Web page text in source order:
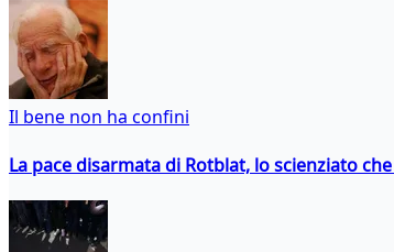
Il bene non ha confini
La pace disarmata di Rotblat, lo scienziato